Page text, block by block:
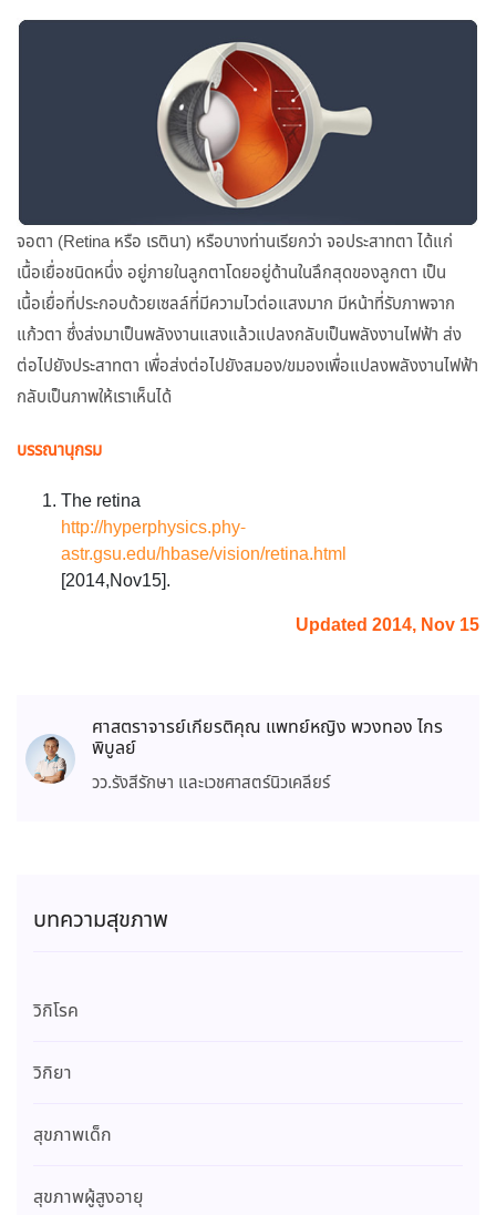
จอตา (Retina หรือ เรตินา) หรือบางท่านเรียกว่า จอประสาทตา ได้แก่
เนื้อเยื่อชนิดหนึ่ง อยู่ภายในลูกตาโดยอยู่ด้านในลึกสุดของลูกตา เป็น
เนื้อเยื่อที่ประกอบด้วยเซลล์ที่มีความไวต่อแสงมาก มีหน้าที่รับภาพจาก
แก้วตา ซึ่งส่งมาเป็นพลังงานแสงแล้วแปลงกลับเป็นพลังงานไฟฟ้า ส่ง
ต่อไปยังประสาทตา เพื่อส่งต่อไปยังสมอง/ขมองเพื่อแปลงพลังงานไฟฟ้า
กลับเป็นภาพให้เราเห็นได้
บรรณานุกรม
The retina
http://hyperphysics.phy-
astr.gsu.edu/hbase/vision/retina.html
[2014,Nov15].
Updated 2014, Nov 15
ศาสตราจารย์เกียรติคุณ แพทย์หญิง พวงทอง ไกร
พิบูลย์
วว.รังสีรักษา และเวชศาสตร์นิวเคลียร์
บทความสุขภาพ
วิกิโรค
วิกิยา
สุขภาพเด็ก
สุขภาพผู้สูงอายุ